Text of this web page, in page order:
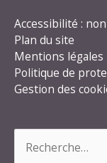
Accessibilité :
Plan du site
Mentions légales
Politique de
Gestion des